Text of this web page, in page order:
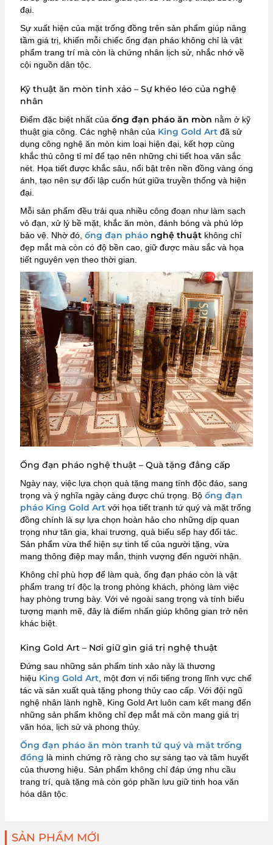
đại.
Sự xuất hiện của mặt trống đồng trên sản phẩm giúp nâng
tầm giá trị, khiến mỗi chiếc ống đạn pháo không chỉ là vật
phẩm trang trí mà còn là chứng nhân lịch sử, nhắc nhớ về
cội nguồn dân tộc.
Kỹ thuật ăn mòn tinh xảo – Sự khéo léo của nghệ
nhân
Điểm đặc biệt nhất của ống đạn pháo ăn mòn nằm ở kỹ
thuật gia công. Các nghệ nhân của King Gold Art đã sử
dụng công nghệ ăn mòn kim loại hiện đại, kết hợp cùng
khắc thủ công tỉ mỉ để tạo nên những chi tiết hoa văn sắc
nét. Họa tiết được khắc sâu, nổi bật trên nền đồng vàng óng
ánh, tạo nên sự đối lập cuốn hút giữa truyền thống và hiện
đại.
Mỗi sản phẩm đều trải qua nhiều công đoạn như làm sạch
vỏ đạn, xử lý bề mặt, khắc ăn mòn, đánh bóng và phủ lớp
bảo vệ. Nhờ đó, ống đạn pháo nghệ thuật không chỉ
đẹp mắt mà còn có độ bền cao, giữ được màu sắc và họa
tiết nguyên vẹn theo thời gian.
Ống đạn pháo nghệ thuật – Quà tặng đẳng cấp
Ngày nay, việc lựa chọn quà tặng mang tính độc đáo, sang
trọng và ý nghĩa ngày càng được chú trọng. Bộ ống đạn
pháo King Gold Art với họa tiết tranh tứ quý và mặt trống
đồng chính là sự lựa chọn hoàn hảo cho những dịp quan
trọng như tân gia, khai trương, quà biếu sếp hay đối tác.
Sản phẩm vừa thể hiện sự tinh tế của người tặng, vừa
mang thông điệp may mắn, thịnh vượng đến người nhận.
Không chỉ phù hợp để làm quà, ống đạn pháo còn là vật
phẩm trang trí độc lạ trong phòng khách, phòng làm việc
hay phòng trưng bày. Với vẻ ngoài sang trọng và tính biểu
tượng mạnh mẽ, đây là điểm nhấn giúp không gian trở nên
khác biệt.
King Gold Art – Nơi giữ gìn giá trị nghệ thuật
Đứng sau những sản phẩm tinh xảo này là thương
hiệu King Gold Art , một đơn vị nổi tiếng trong lĩnh vực chế
tác và sản xuất quà tặng phong thủy cao cấp. Với đội ngũ
nghệ nhân lành nghề, King Gold Art luôn cam kết mang đến
những sản phẩm không chỉ đẹp mắt mà còn mang giá trị
văn hóa, lịch sử và phong thủy.
Ống đạn pháo ăn mòn tranh tứ quý và mặt trống
đồng là minh chứng rõ ràng cho sự sáng tạo và tâm huyết
của thương hiệu. Sản phẩm không chỉ đáp ứng nhu cầu
trang trí, quà tặng mà còn góp phần lưu giữ tinh hoa văn
hóa dân tộc.
SẢN PHẨM MỚI